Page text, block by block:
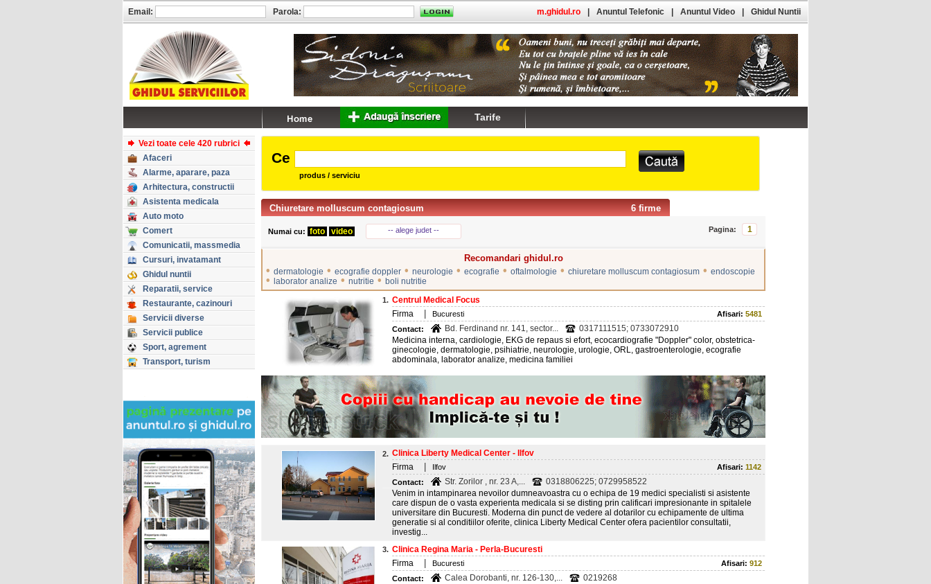
Vezi toate cele 420 rubrici
Afaceri
Alarme, aparare, paza
Arhitectura, constructii
Asistenta medicala
Auto moto
Comert
Comunicatii, massmedia
Cursuri, invatamant
Ghidul nuntii
Reparatii, service
Restaurante, cazinouri
Servicii diverse
Servicii publice
Sport, agrement
Transport, turism
Ce
produs / serviciu
6 firme
Chiuretare molluscum contagiosum
Numai cu: foto video -- alege judet -- Pagina: 1
Recomandari ghidul.ro
• dermatologie • ecografie doppler • neurologie • ecografie • oftalmologie • chiuretare molluscum contagiosum • endoscopie
• laborator analize • nutritie • boli nutritie
1. Centrul Medical Focus
Firma
Bucuresti Afisari: 5481
Contact:
Bd. Ferdinand nr. 141, sector...
0317111515; 0733072910
Medicina interna, cardiologie, EKG de repaus si efort, ecocardiografie "Doppler" color, obstetrica-
ginecologie, dermatologie, psihiatrie, neurologie, urologie, ORL, gastroenterologie, ecografie
abdominala, laborator analize, medicina familiei
2. Clinica Liberty Medical Center - Ilfov
Firma
Ilfov Afisari: 1142
Contact:
Str. Zorilor , nr. 23 A,...
0318806225; 0729958522
Venim in intampinarea nevoilor dumneavoastra cu o echipa de 19 medici specialisti si asistente
care dispun de o vasta experienta medicala si se disting prin calificari impresionante in spitalele
universitare din Bucuresti. Moderna din punct de vedere al dotarilor cu echipamente de ultima
generatie si al conditiilor oferite, clinica Liberty Medical Center ofera pacientilor consultatii,
investig...
3. Clinica Regina Maria - Perla-Bucuresti
Firma
Bucuresti Afisari: 912
Contact:
Calea Dorobanti, nr. 126-130,...
0219268
Email: Parola: m.ghidul.ro Anuntul Telefonic Anuntul Video Ghidul Nuntii
Tarife